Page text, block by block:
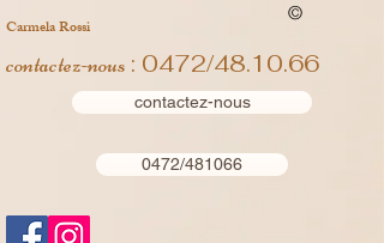
©
Carmela Rossi
contactez-nous : 0472/48.10.66
contactez-nous
0472/481066